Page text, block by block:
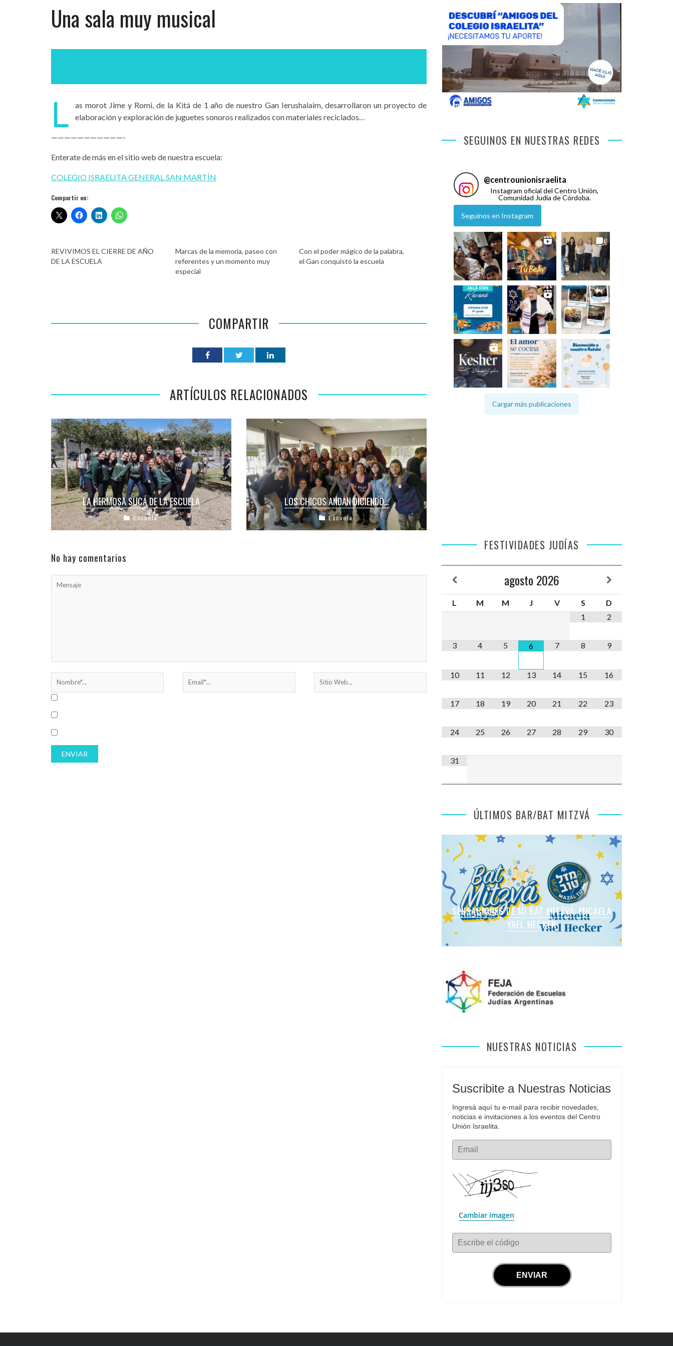
Una sala muy musical
L
as morot Jime y Romi, de la Kitá de 1 año de nuestro Gan Ierushalaim, desarrollaron un proyecto de
elaboración y exploración de juguetes sonoros realizados con materiales reciclados…
———————————-
Enterate de más en el sitio web de nuestra escuela:
COLEGIO ISRAELITA GENERAL SAN MARTÍN
Compartir en:
REVIVIMOS EL CIERRE DE AÑO
DE LA ESCUELA
Marcas de la memoria, paseo con
referentes y un momento muy
especial
Con el poder mágico de la palabra,
el Gan conquistó la escuela
COMPARTIR
ARTÍCULOS RELACIONADOS
LA HERMOSA SUCÁ DE LA ESCUELA
Como ya te contamos, todas las actividades
comunitarias y escolares que se realizan dentro
Escuela
LOS CHICOS ANDAN DICIENDO…
La morá es cariñosa, dulce, divertida y atenta…
O mejor, es MUY dulce y además linda. Una niña
Escuela
No hay comentarios
SEGUINOS EN NUESTRAS REDES
@centrounionisraelita
Instagram oficial del Centro Unión,
Comunidad Judía de Córdoba.
Seguinos en Instagram
Cargar más publicaciones
FESTIVIDADES JUDÍAS
agosto 2026
L M M J V S
D
1
2
3 4 5 6 7 8 9
10 11 12 13 14 15 16
17 18 19 20 21 22 23
24 25 26 27 28 29 30
31
ÚLTIMOS BAR/BAT MITZVÁ
SENSACIONES DE MI BAT MITZVÁ: MICAELA
YAEL HECKER
SENSACIONES DE MI BAT MITZVÁ: MARTINA
SOL LEVY
SENSACIONES DE MI BAT MITZVÁ: MICAELA
ROMANO APFELBAUM
SENSACIONES DE MI BAT MITZVÁ: VIOLETA
LIEBMAN
SENSACIONES EN MI BAR MITZVÁ: VITALI
GUIDA
NUESTRAS NOTICIAS
Suscribite a Nuestras Noticias
Ingresá aquí tu e-mail para recibir novedades,
noticias e invitaciones a los eventos del Centro
Unión Israelita.
Email
Cambiar imagen
Escribe el código